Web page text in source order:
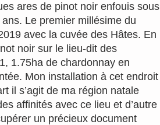
ares de pinot noir enfouis sous
Le premier millésime du
avec la cuvée des Hâtes. En
noir sur le lieu-dit des
1.75ha de chardonnay en
Mon installation à cet endroit
il s’agit de ma région natale
affinités avec ce lieu et d’autre
un précieux document